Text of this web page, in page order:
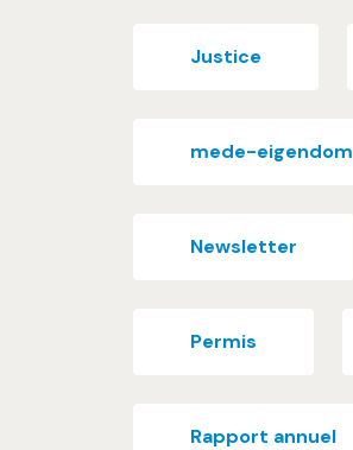
Justice
mede-eigendom
Newsletter
Permis
Rapport annuel